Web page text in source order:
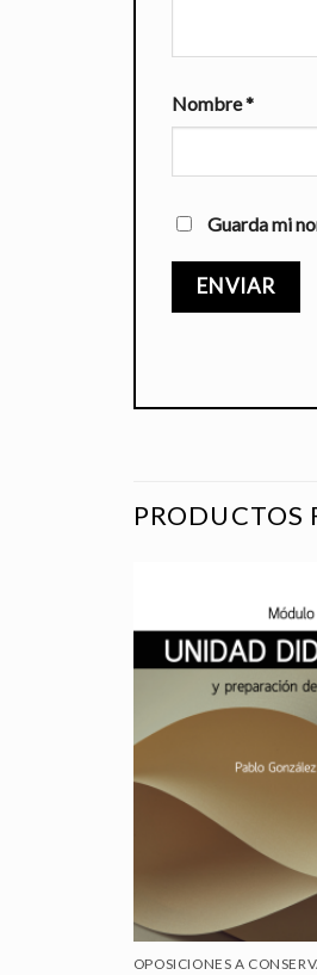
Nombre*
Guarda mi
PRODUCTOS
OPOSICIONES A